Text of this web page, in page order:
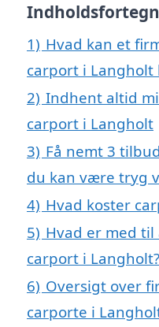
1) Hvad kan et
carport i
2) Indhent altid
carport i Langholt
3) Få nemt 3
du kan være tryg
4) Hvad koster
5) Hvad er med
carport i Langholt?
6) Oversigt over
carporte i